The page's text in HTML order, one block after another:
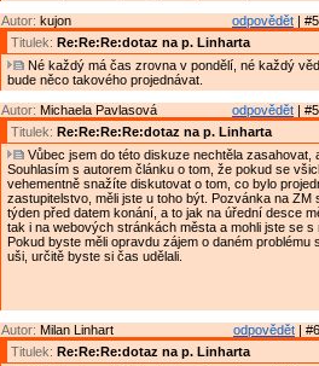
odpovědět |
Autor: kujon
Titulek: Re:Re:Re:dotaz na p. Linharta
Né každý má čas zrovna v pondělí, né každý
bude něco takového projednávat.
odpovědět |
Autor: Michaela Pavlasová
Titulek: Re:Re:Re:Re:dotaz na p. Linharta
Vůbec jsem do této diskuze nechtěla zasahovat,
Souhlasím s autorem článku o tom, že pokud se
vehementně snažíte diskutovat o tom, co bylo
zastupitelstvo, měli jste u toho být. Pozvánka na ZM
týden před datem konání, a to jak na úřední desce
tak i na webových stránkách města a mohli jste se s
Pokud byste měli opravdu zájem o daném problému
uši, určitě byste si čas udělali.
odpovědět |
Autor: Milan Linhart
Titulek: Re:Re:Re:dotaz na p. Linharta